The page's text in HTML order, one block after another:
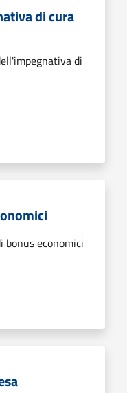
di cura
di
bonus economici